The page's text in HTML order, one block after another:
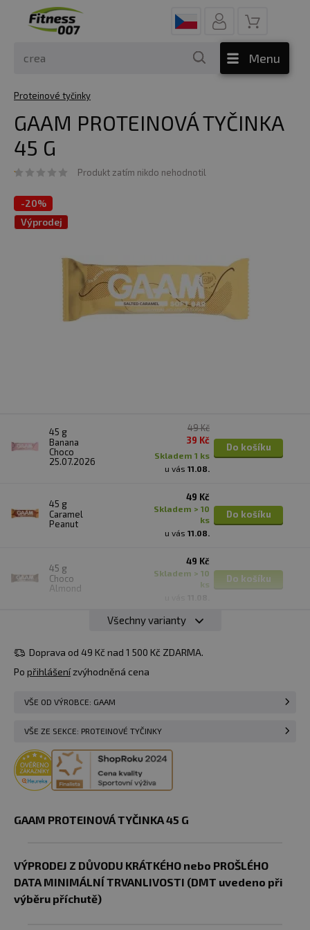
Menu
Proteinové tyčinky
GAAM PROTEINOVÁ TYČINKA
45 G
Produkt zatím nikdo nehodnotil
-20%
Výprodej
45 g
Banana
Choco
25.07.2026
49 Kč
39 Kč
skladem 1 ks
u vás 11.08.
Do košíku
45 g
Caramel
Peanut
49 Kč
skladem > 10
ks
u vás 11.08.
Do košíku
45 g
Choco
Almond
49 Kč
skladem > 10
ks
Do košíku
Choco
49 Kč
Všechny varianty
Doprava od 49 Kč nad 1 500 Kč ZDARMA.
Po přihlášenízvýhodněná cena
VŠE OD VÝROBCE: GAAM
VŠE ZE SEKCE: PROTEINOVÉ TYČINKY
GAAM PROTEINOVÁ TYČINKA 45 G
VÝPRODEJ Z DŮVODU KRÁTKÉHO nebo PROŠLÉHO
DATA MINIMÁLNÍ TRVANLIVOSTI (DMT uvedeno při
výběru příchutě)